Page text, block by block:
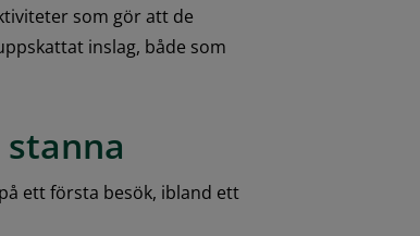
som gör att de
inslag, både som
ett första besök, ibland ett